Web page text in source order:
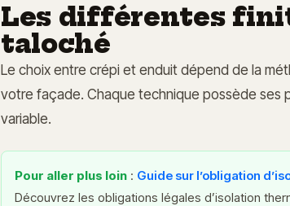
Les différentes
taloché
Le choix entre crépi et enduit dépend de la
votre façade. Chaque technique possède ses
variable.
Pour aller plus loin : Guide sur l’obligation
Découvrez les obligations légales d’isolation